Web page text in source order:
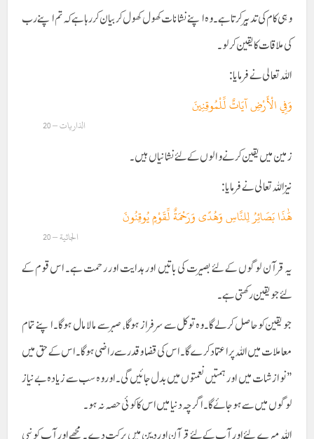
وہی کام کی تدبیر کرتا ہے۔ وہ اپنے نشانات کھول کھول کر بیان کر رہا ہے کہ تم اپنے رب
کی ملاقات کا یقین کرلو۔
اللہ تعالی نے فرمایا :
وَفِي الْأَرْضِ آيَاتٌ لِّلْمُوقِنِينَ
الذاریات – 20
زمین میں یقین کرنے والوں کے لئے نشانیاں ہیں۔
نیز اللہ تعالی نے فرمايا :
هَٰذَا بَصَائِرُ لِلنَّاسِ وَهُدًى وَرَحْمَةٌ لِّقَوْمٍ يُوقِنُونَ
الجاثية – 20
یہ قرآن لوگوں کے لئے بصیرت کی باتیں اور ہدایت اور رحمت ہے۔ اس قوم کے
لئے جو یقین رکھتی ہے۔
جو یقین کو حاصل کر لے گا۔ وہ تو کل سے سر فراز ہو گا ، صبر سے مالا مال ہو گا۔ اپنے تمام
معاملات میں اللہ پر اعتماد کرے گا۔ اس کی قضا و قدر سے راضی ہو گا۔ اس کے حق میں
” نوازشات میں اور ہمتیں نعمتوں میں بدل جائیں گی۔ اور وہ سب سے زیادہ بے نیاز
لوگوں میں سے ہو جائے گا۔ اگرچہ دنیا میں اس کا کوئی حصہ نہ ہو۔
اللہ میرے لئے اور آپ کے لئے قرآن اور دین میں برکت دے۔ مجھے اور آپ کو نبی